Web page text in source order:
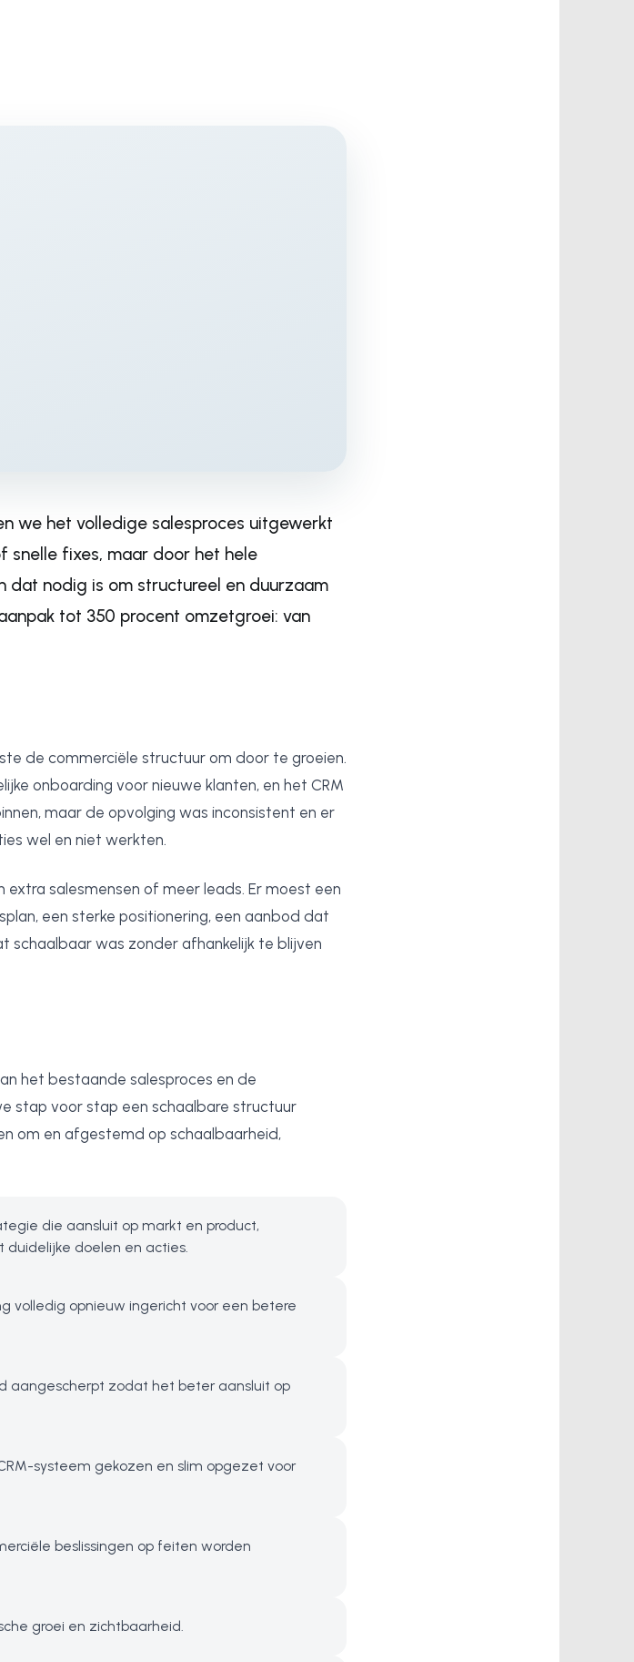
we het volledige salesproces uitgewerkt
snelle fixes, maar door het hele
nodig is om structureel en duurzaam
tot 350 procent omzetgroei: van
de commerciële structuur om door te groeien.
onboarding voor nieuwe klanten, en het CRM
maar de opvolging was inconsistent en er
wel en niet werkten.
salesmensen of meer leads. Er moest een
een sterke positionering, een aanbod dat
schaalbaar was zonder afhankelijk te blijven
het bestaande salesproces en de
stap voor stap een schaalbare structuur
om en afgestemd op schaalbaarheid,
die aansluit op markt en product,
doelen en acties.
volledig opnieuw ingericht voor een betere
aangescherpt zodat het beter aansluit op
systeem gekozen en slim opgezet voor
beslissingen op feiten worden
groei en zichtbaarheid.